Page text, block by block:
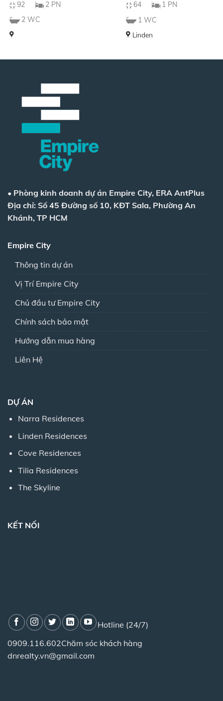
92
2 PN
2 WC
64
1 PN
1 WC
Linden
• Phòng kinh doanh dự án Empire City, ERA AntPlus
Địa chỉ: Số 45 Đường số 10, KĐT Sala, Phường An
Khánh, TP HCM
Empire City
Thông tin dự án
Vị Trí Empire City
Chủ đầu tư Empire City
Chính sách bảo mật
Hướng dẫn mua hàng
Liên Hệ
DỰ ÁN
Narra Residences
Linden Residences
Cove Residences
Tilia Residences
The Skyline
KẾT NỐI
Hotline (24/7)
0909.116.602Chăm sóc khách hàng
dnrealty.vn@gmail.com